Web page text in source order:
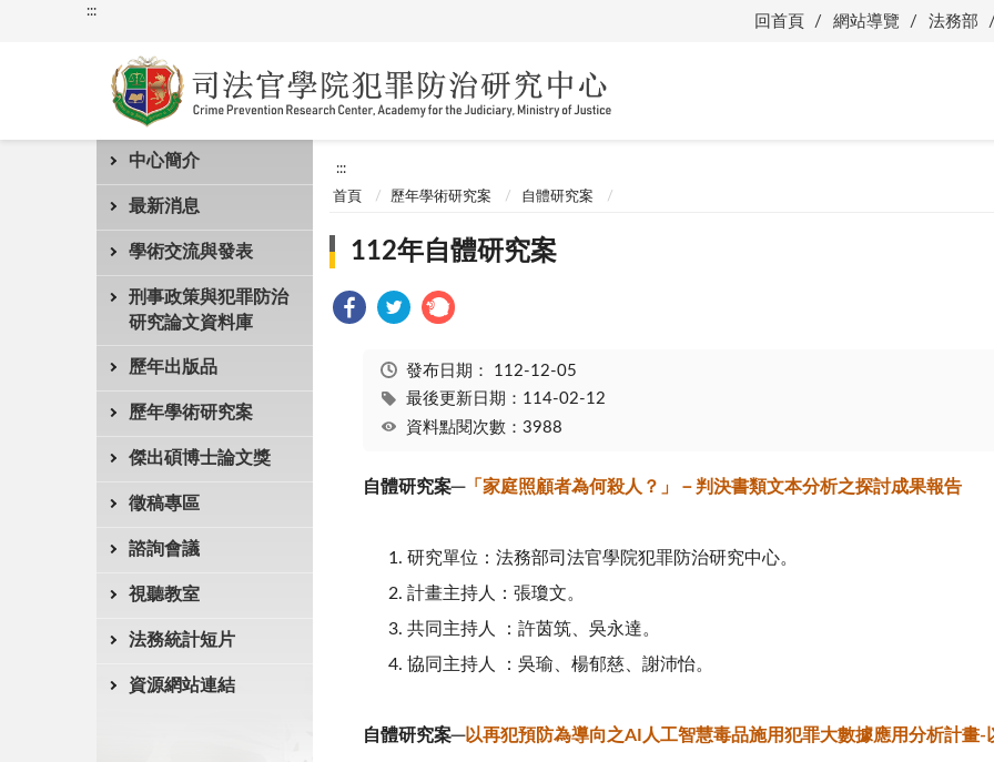
:::
回首頁 網站導覽 法務部
中心簡介
最新消息
學術交流與發表
刑事政策與犯罪防治
研究論文資料庫
歷年出版品
歷年學術研究案
傑出碩博士論文獎
徵稿專區
諮詢會議
視聽教室
法務統計短片
資源網站連結
:::
首頁 歷年學術研究案 自體研究案
112年自體研究案
發布日期： 112-12-05
最後更新日期：114-02-12
資料點閱次數：3988
自體研究案─「家庭照顧者為何殺人？」－判決書類文本分析之探討成果報告
研究單位：法務部司法官學院犯罪防治研究中心。
計畫主持人：張瓊文。
共同主持人 ：許茵筑、吳永達。
協同主持人 ：吳瑜、楊郁慈、謝沛怡。
自體研究案─以再犯預防為導向之AI 人工智慧毒品施用犯罪大數據應用分析計畫-